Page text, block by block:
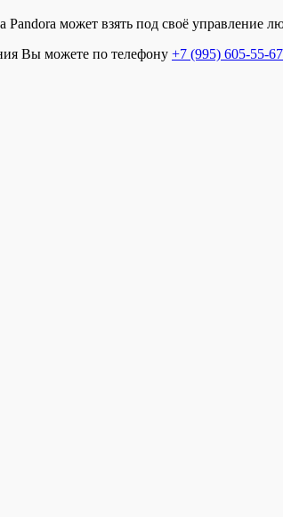
Pandora может взять под своё управление
Вы можете по телефону +7 (995) 605-55-67